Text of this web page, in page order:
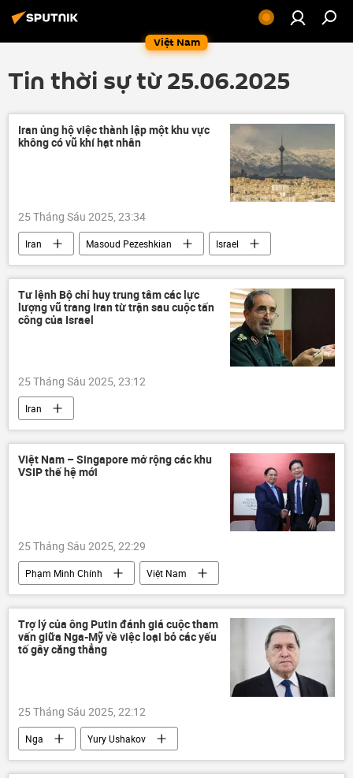
Việt Nam
Tin thời sự từ 25.06.2025
Iran ủng hộ việc thành lập một khu vực
không có vũ khí hạt nhân
25 Tháng Sáu 2025, 23:34
Iran Masoud Pezeshkian
Israel
Leo thang căng thẳng giữa Israel và Iran
xung đột quân sự
thông tin
Thế giới
vũ khí hạt nhân
Tư lệnh Bộ chỉ huy trung tâm các lực
lượng vũ trang Iran từ trận sau cuộc tấn
công của Israel
25 Tháng Sáu 2025, 23:12
Iran
Leo thang căng thẳng giữa Israel và Iran
Israel
xung đột quân sự
thông tin
Thế giới
Việt Nam – Singapore mở rộng các khu
VSIP thế hệ mới
25 Tháng Sáu 2025, 22:29
Phạm Minh Chính
Việt Nam
Singapore
Kinh tế
thông tin
Thế giới
Chính trị
WEF
doanh nghiệp
Trợ lý của ông Putin đánh giá cuộc tham
vấn giữa Nga-Mỹ về việc loại bỏ các yếu
tố gây căng thẳng
25 Tháng Sáu 2025, 22:12
Nga
Yury Ushakov
Bộ Ngoại giao Mỹ
Bộ Ngoại giao Nga